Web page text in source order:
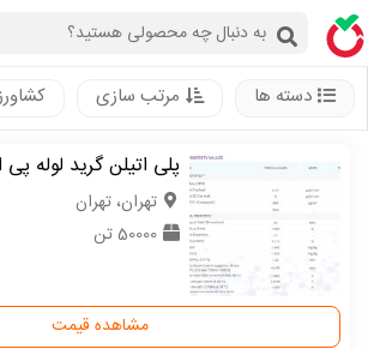
دسته ها مرتب سازی
پلی اتیلن گرید لوله پی ای 100
تهران، تهران
50000 تن
مشاهده قیمت